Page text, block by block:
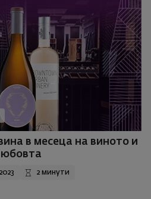
в месеца на виното и
2 минути